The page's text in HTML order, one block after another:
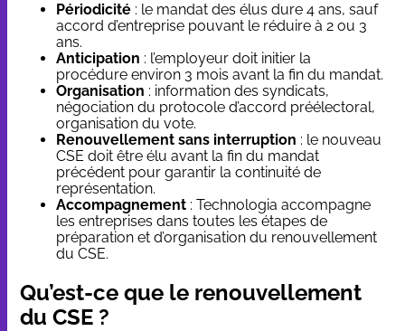
Périodicité : le mandat des élus dure 4 ans, sauf
accord d’entreprise pouvant le réduire à 2 ou 3
ans.
Anticipation : l’employeur doit initier la
procédure environ 3 mois avant la fin du mandat.
Organisation : information des syndicats,
négociation du protocole d’accord préélectoral,
organisation du vote.
Renouvellement sans interruption : le nouveau
CSE doit être élu avant la fin du mandat
précédent pour garantir la continuité de
représentation.
Accompagnement : Technologia accompagne
les entreprises dans toutes les étapes de
préparation et d’organisation du renouvellement
du CSE.
Qu’est-ce que le renouvellement
du CSE ?